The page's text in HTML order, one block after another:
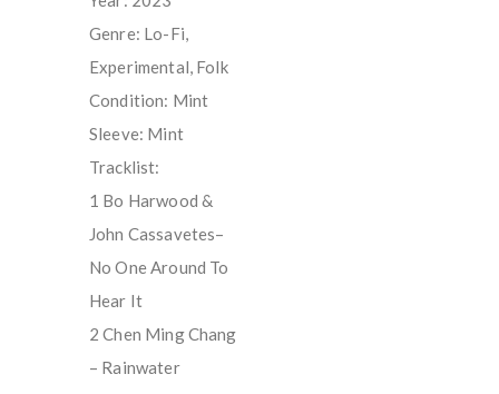
Genre: Lo-Fi,
Experimental, Folk
Condition: Mint
Sleeve: Mint
Tracklist:
1 Bo Harwood &
John Cassavetes–
No One Around To
Hear It
2 Chen Ming Chang
– Rainwater